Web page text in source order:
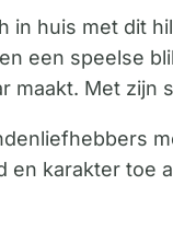
in huis met dit
een speelse
maakt. Met zijn
en karakter toe